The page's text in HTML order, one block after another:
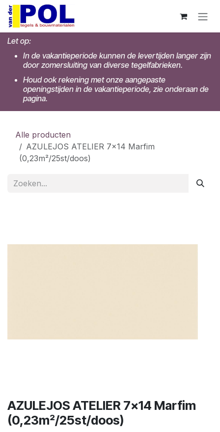
Overslaan naar inhoud
Let op:
In de vakantieperiode kunnen de levertijden langer zijn
door zomersluiting van diverse tegelfabrieken.
Houd ook rekening met onze aangepaste
openingstijden in de vakantieperiode, zie onderaan de
pagina.
Alle producten
AZULEJOS ATELIER 7x14 Marfim
(0,23m²/25st/doos)
AZULEJOS ATELIER 7x14 Marfim
(0,23m²/25st/doos)